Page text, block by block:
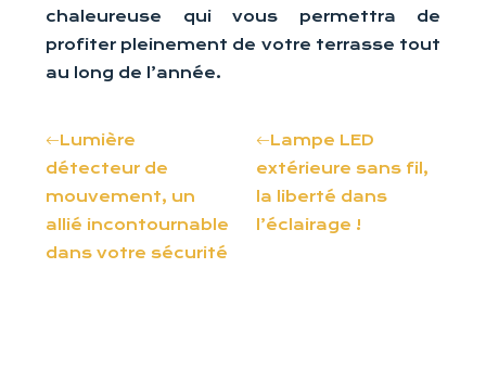
chaleureuse qui vous permettra de
profiter pleinement de votre terrasse tout
au long de l’année.
Lumière
détecteur de
mouvement, un
allié incontournable
dans votre sécurité
Lampe LED
extérieure sans fil,
la liberté dans
l’éclairage !